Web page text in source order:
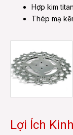
Hợp kim
Thép mạ
Lợi Ích